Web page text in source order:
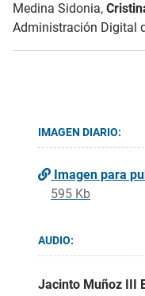
Medina Sidonia,
Administración Digital
IMAGEN DIARIO:
Imagen para
595 Kb
AUDIO:
Jacinto Muñoz III